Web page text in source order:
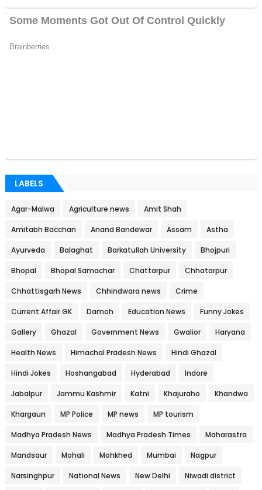
LABELS
Agar-Malwa Agriculture news Amit Shah
Amitabh Bacchan Anand Bandewar Assam Astha
Ayurveda Balaghat Barkatullah University Bhojpuri
Bhopal Bhopal Samachar Chattarpur Chhatarpur
Chhattisgarh News Chhindwara news Crime
Current Affair GK Damoh Education News Funny Jokes
Gallery Ghazal Government News Gwalior Haryana
Health News Himachal Pradesh News Hindi Ghazal
Hindi Jokes Hoshangabad Hyderabad Indore
Jabalpur Jammu Kashmir Katni Khajuraho Khandwa
Khargaun MP Police MP news MP tourism
Madhya Pradesh News Madhya Pradesh Times Maharastra
Mandsaur Mohali Mohkhed Mumbai Nagpur
Narsinghpur National News New Delhi Niwadi district